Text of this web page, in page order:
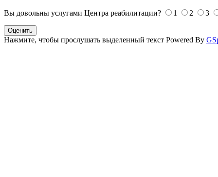
Вы довольны услугами Центра реабилитации? 1 2 3
Оценить
Нажмите, чтобы прослушать выделенный текст Powered By